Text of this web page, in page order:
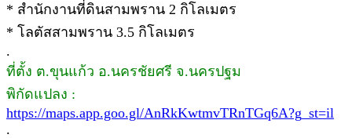
* สำนักงานที่ดินสามพราน 2 กิโลเมตร
* โลตัสสามพราน 3.5 กิโลเมตร
.
ที่ตั้ง ต.ขุนแก้ว อ.นครชัยศรี จ.นครปฐม
พิกัดแปลง :
https://maps.app.goo.gl/AnRkKwtmvTRnTGq6A?g_st=il
.